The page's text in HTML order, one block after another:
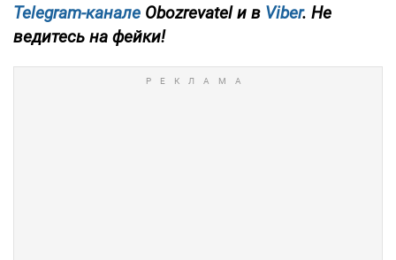
Telegram-канале Obozrevatel и в Viber. Не
ведитесь на фейки!